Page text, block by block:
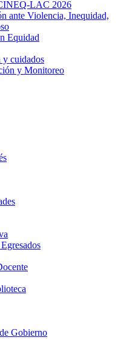
LAC 2026
ante Violencia, Inequidad,
Equidad
y cuidados
y Monitoreo
Gobierno